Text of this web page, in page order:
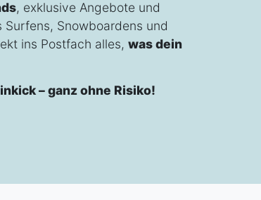
, exklusive Angebote und
Snowboardens und
ins Postfach alles, was dein
– ganz ohne Risiko!